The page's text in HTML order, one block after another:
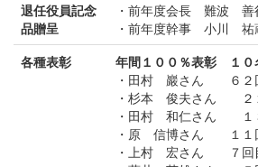
退任役員記念
品贈呈
・前年度会長 難波 善
・前年度幹事 小川 祐
各種表彰
年間１００％表彰 １０
・田村 巖さん ６２
・杉本 俊夫さん ２
・田村 和仁さん １
・原 信博さん １１
・上村 宏さん ７回